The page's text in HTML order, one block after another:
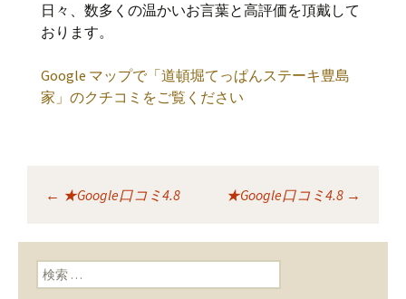
日々、数多くの温かいお言葉と高評価を頂戴して
おります。
Google マップで「道頓堀てっぱんステーキ豊島
家」のクチコミをご覧ください
ン
← ★Google口コミ4.8 ★Google口コミ4.8 →
検索: